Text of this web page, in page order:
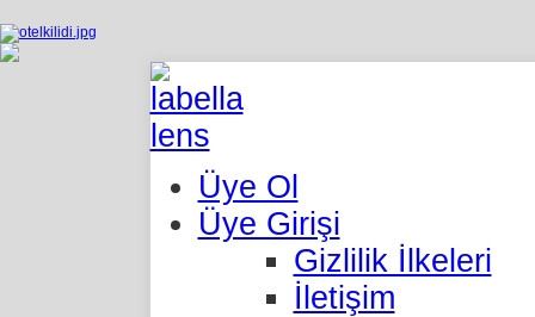
Üye Ol
Üye Girişi
Gizlilik İlkeleri
İletişim